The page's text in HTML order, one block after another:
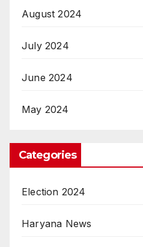
August 2024
July 2024
June 2024
May 2024
Categories
Election 2024
Haryana News